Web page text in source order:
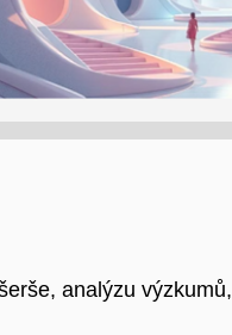
analýzu výzkumů,